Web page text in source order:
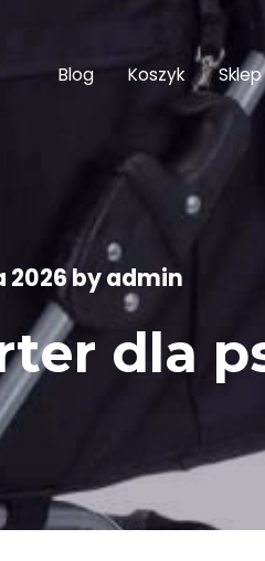
Blog Koszyk Sklep
2026byadmin
dla